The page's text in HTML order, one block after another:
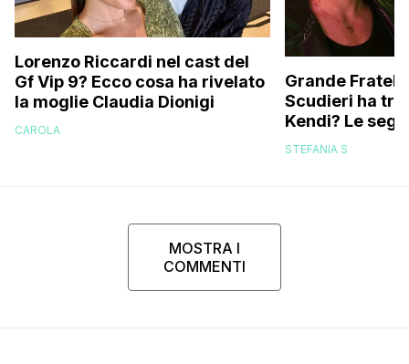
Lorenzo Riccardi nel cast del
Gf Vip 9? Ecco cosa ha rivelato
la moglie Claudia Dionigi
CAROLA
Grande
Scudieri ha
Kendi? Le
replica dell’ex
STEFANIA S
MOSTRA I
COMMENTI